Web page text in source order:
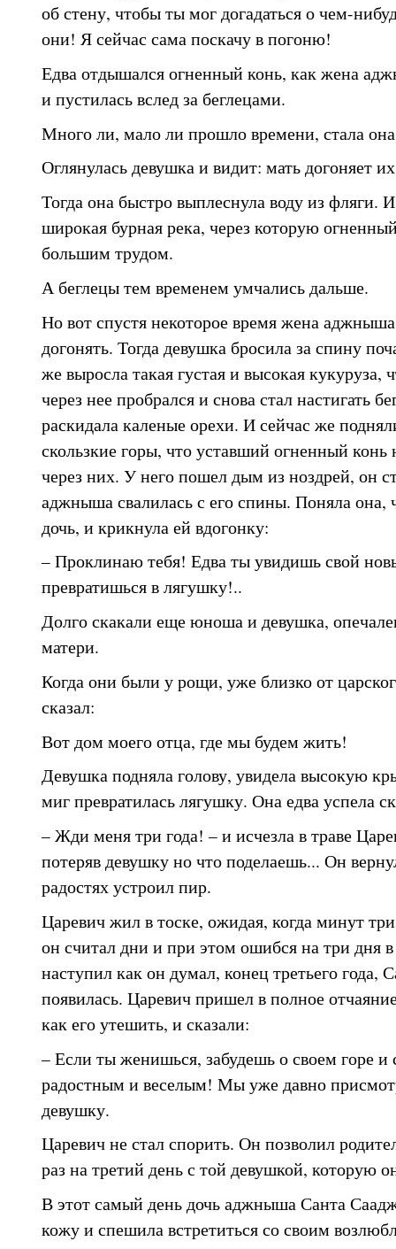
об стену, чтобы ты мог догадаться о чем-
они! Я сейчас сама поскачу в погоню!
Едва отдышался огненный конь, как жена
и пустилась вслед за беглецами.
Много ли, мало ли прошло времени, стала она
Оглянулась девушка и видит: мать догоняет
Тогда она быстро выплеснула воду из фляги.
широкая бурная река, через которую
большим трудом.
А беглецы тем временем умчались дальше.
Но вот спустя некоторое время жена аджныша
догонять. Тогда девушка бросила за спину
же выросла такая густая и высокая кукуруза,
через нее пробрался и снова стал настигать
раскидала каленые орехи. И сейчас же
скользкие горы, что уставший огненный конь
через них. У него пошел дым из ноздрей, он
аджныша свалилась с его спины. Поняла она,
дочь, и крикнула ей вдогонку:
– Проклинаю тебя! Едва ты увидишь свой
превратишься в лягушку!..
Долго скакали еще юноша и девушка,
матери.
Когда они были у рощи, уже близко от
сказал:
Вот дом моего отца, где мы будем жить!
Девушка подняла голову, увидела высокую
миг превратилась лягушку. Она едва успела
– Жди меня три года! – и исчезла в траве
потеряв девушку но что поделаешь... Он
радостях устроил пир.
Царевич жил в тоске, ожидая, когда минут
он считал дни и при этом ошибся на три дня в
наступил как он думал, конец третьего года,
появилась. Царевич пришел в полное
как его утешить, и сказали:
– Если ты женишься, забудешь о своем горе и
радостным и веселым! Мы уже давно
девушку.
Царевич не стал спорить. Он позволил
раз на третий день с той девушкой, которую
В этот самый день дочь аджныша Санта
кожу и спешила встретиться со своим